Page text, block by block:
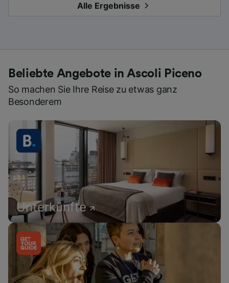
Alle Ergebnisse
Beliebte Angebote in Ascoli Piceno
So machen Sie Ihre Reise zu etwas ganz
Besonderem
Unterkünfte